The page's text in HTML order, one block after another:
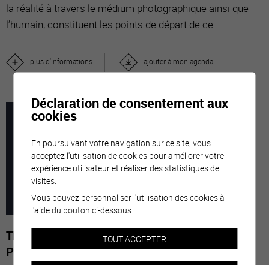
la réalité à travers le médium photographique ainsi que
l’humain, constituent les points de départ de ce...
plus d'informations ajouter à mon agenda
7 -29
MARS
2026
The Stars' Share - Photographies de Gérard-
Philippe Mabillard
Déclaration de consentement aux
cookies
En poursuivant votre navigation sur ce site, vous
acceptez l'utilisation de cookies pour améliorer votre
expérience utilisateur et réaliser des statistiques de
visites.
Vous pouvez personnaliser l'utilisation des cookies à
l'aide du bouton ci-dessous.
TOUT ACCEPTER